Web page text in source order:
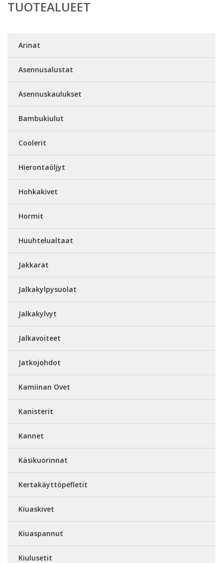
TUOTEALUEET
Arinat
Asennusalustat
Asennuskaulukset
Bambukiulut
Coolerit
Hierontaöljyt
Hohkakivet
Hormit
Huuhtelualtaat
Jakkarat
Jalkakylpysuolat
Jalkakylvyt
Jalkavoiteet
Jatkojohdot
Kamiinan Ovet
Kanisterit
Kannet
Käsikuorinnat
Kertakäyttöpefletit
Kiuaskivet
Kiuaspannut
Kiulusetit